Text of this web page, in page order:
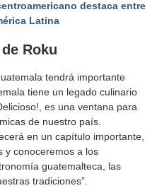
destaca entre
Latina
Roku
tendrá importante
tiene un legado culinario
es una ventana para
de nuestro país.
en un capítulo importante,
y conoceremos a los
guatemalteca, las
tradiciones”.